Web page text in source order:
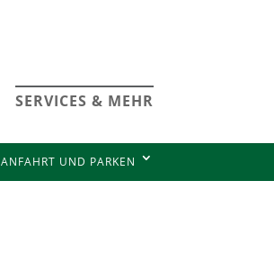
SERVICES & MEHR
ANFAHRT UND PARKEN